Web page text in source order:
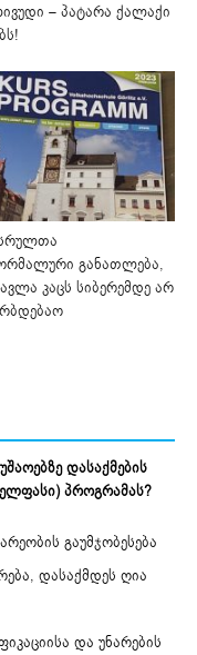
– პატარა ქალაქი
განათლება,
კაცს სიბერემდე არ
დასაქმების
პროგრამას?
გაუმჯობესება
დასაქმდეს ღია
და უნარების